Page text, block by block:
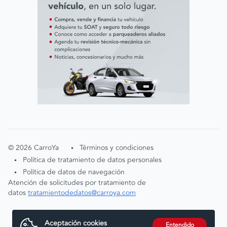
©2026 CarroYa • Términos y condiciones
• Política de tratamiento de datos personales
•
Política de datos de navegación
Atención de solicitudes por tratamiento de
datostratamientodedatos@carroya.com
Aceptación cookies